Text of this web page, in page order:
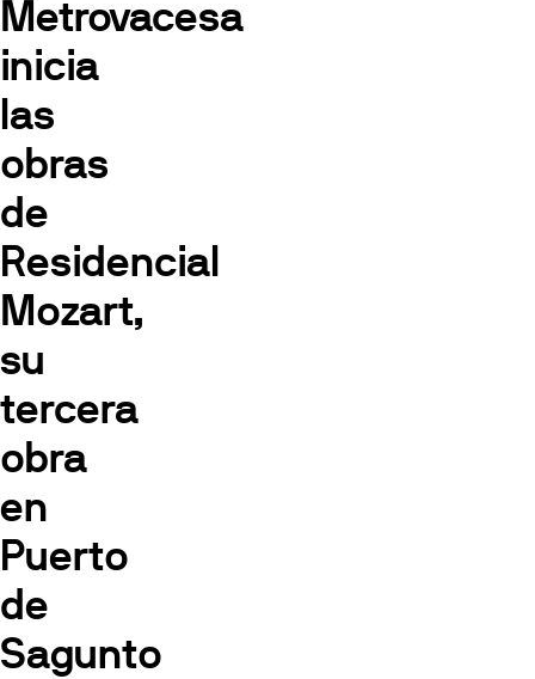
Metrovacesa
inicia
las
obras
de
Residencial
Mozart,
su
tercera
obra
en
Puerto
de
Sagunto